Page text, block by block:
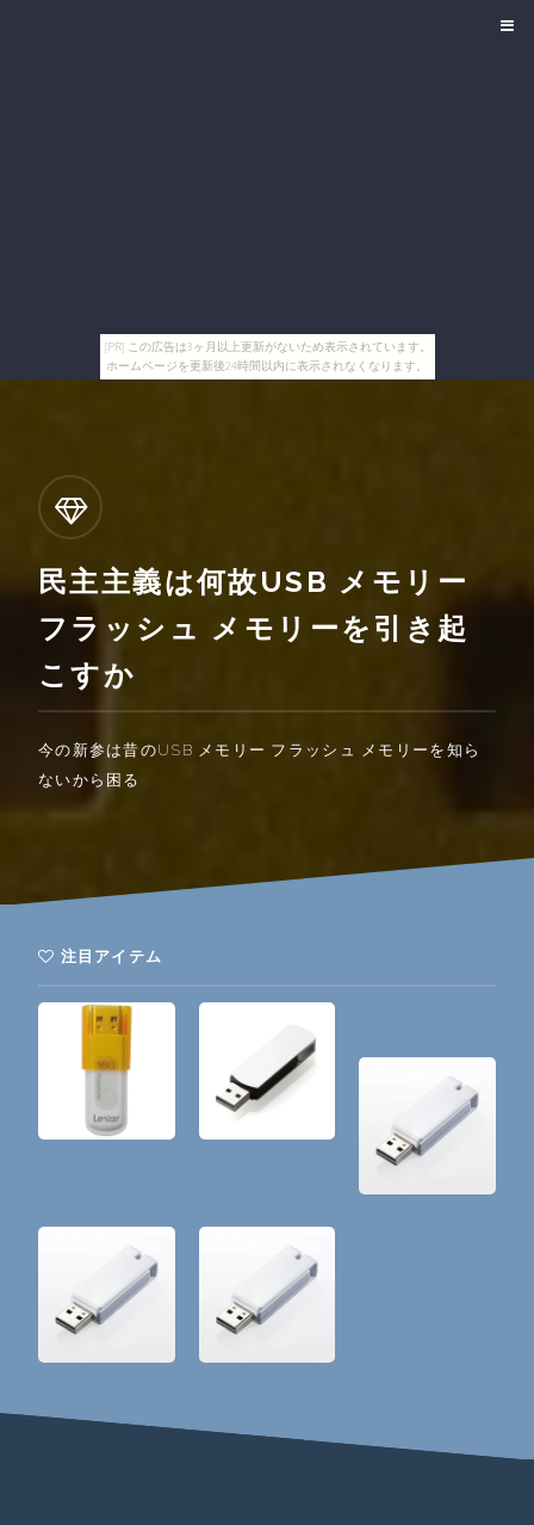
[PR] この広告は3ヶ月以上更新がないため表示されています。
ホームページを更新後24時間以内に表示されなくなります。
民主主義は何故USB メモリー
フラッシュ メモリーを引き起
こすか
今の新参は昔のUSB メモリー フラッシュ メモリーを知ら
ないから困る
注目アイテム